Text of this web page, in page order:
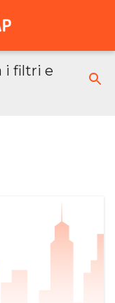
i filtri e